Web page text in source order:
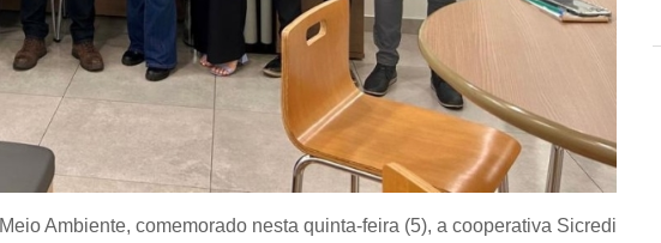
Ambiente, comemorado nesta quinta-feira (5), a cooperativa Sicredi